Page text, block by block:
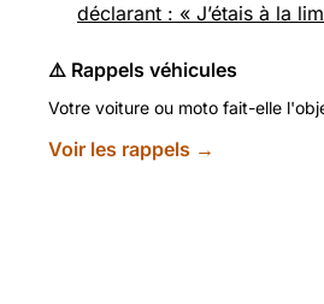
déclarant : « J’étais à la
⚠️ Rappels véhicules
Votre voiture ou moto fait-elle
Voir les rappels →